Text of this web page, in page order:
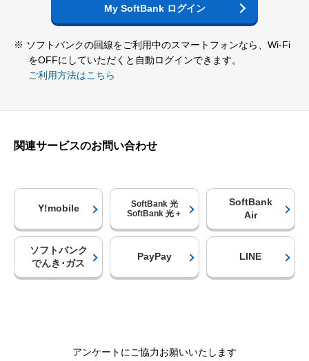
My SoftBank ログイン
※ ソフトバンクの回線をご利用中のスマートフォンなら、Wi-Fi
をOFFにしていただくと自動ログインできます。
ご利用方法はこちら
関連サービスのお問い合わせ
Y!mobile
SoftBank 光
SoftBank 光＋
SoftBank
Air
ソフトバンク
でんき･ガス
PayPay LINE
アンケートにご協力お願いいたします